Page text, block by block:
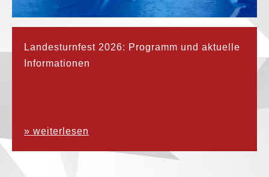
Landesturnfest 2026: Programm und aktuelle
Informationen
» weiterlesen